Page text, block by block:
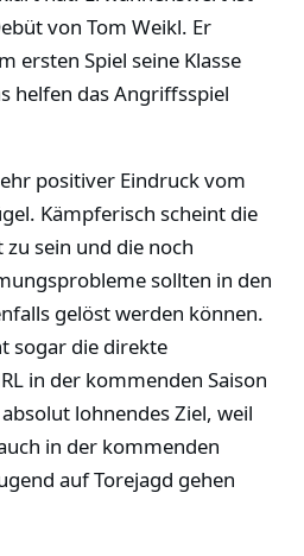
von Tom Weikl. Er
ersten Spiel seine Klasse
helfen das Angriffsspiel
positiver Eindruck vom
Kämpferisch scheint die
sein und die noch
sollten in den
gelöst werden können.
sogar die direkte
in der kommenden Saison
lohnendes Ziel, weil
in der kommenden
auf Torejagd gehen